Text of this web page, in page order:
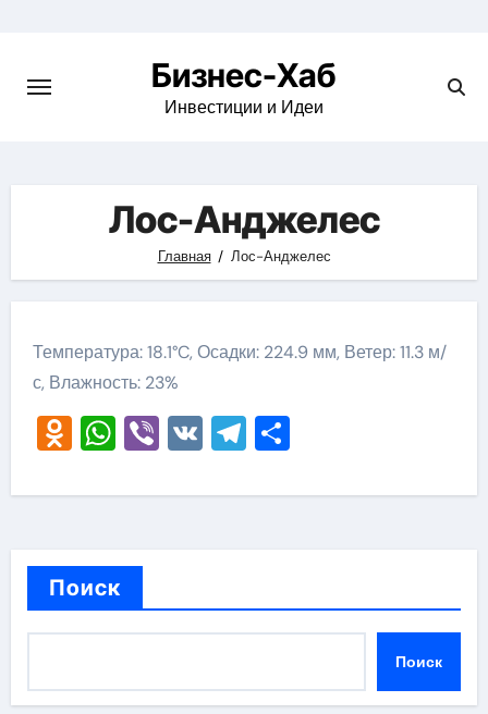
content
Бизнес-Хаб
Инвестиции и Идеи
Лос-Анджелес
Главная Лос-Анджелес
Температура: 18.1°C, Осадки: 224.9 мм, Ветер: 11.3 м/
с, Влажность: 23%
Odnoklassniki
WhatsApp
Viber
VKTelegram
Отправить
Поиск
Поиск